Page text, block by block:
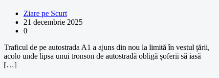
Ziare pe Scurt
21 decembrie 2025
0
Traficul de pe autostrada A1 a ajuns din nou la limită în vestul țării,
acolo unde lipsa unui tronson de autostradă obligă șoferii să iasă
[…]